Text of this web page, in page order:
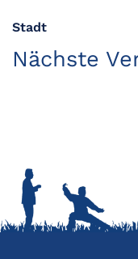
Stadt
Nächste